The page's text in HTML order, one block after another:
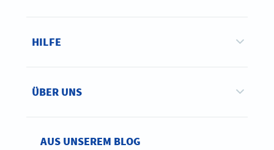
HILFE
ÜBER UNS
AUS UNSEREM BLOG